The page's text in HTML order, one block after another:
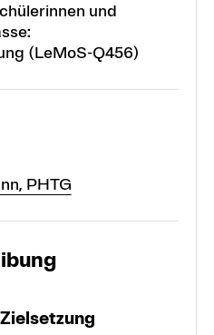
und
(LeMoS-Q456)
PHTG